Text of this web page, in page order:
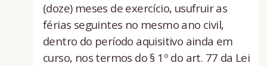
(doze) meses de exercício, usufruir as
férias seguintes no mesmo ano civil,
dentro do período aquisitivo ainda em
curso, nos termos do § 1º do art. 77 da Lei